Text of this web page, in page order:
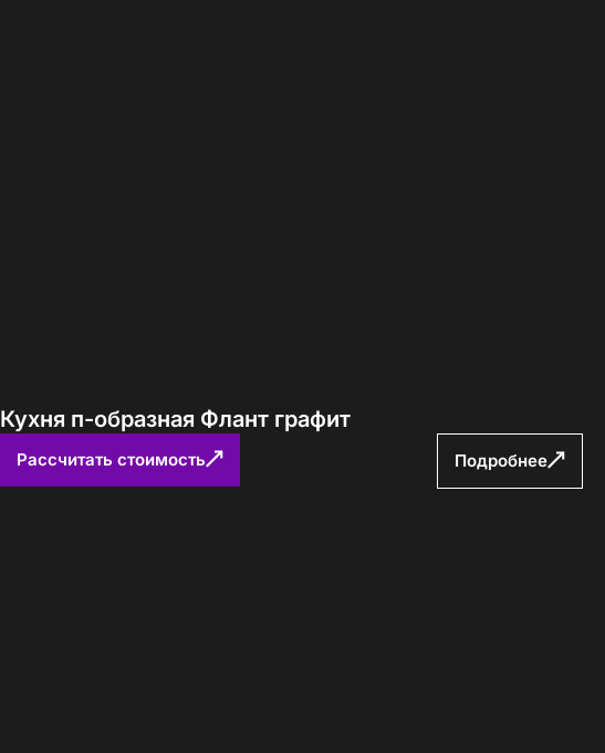
Кухня п-образная Флант графит
Рассчитать стоимость Подробнее